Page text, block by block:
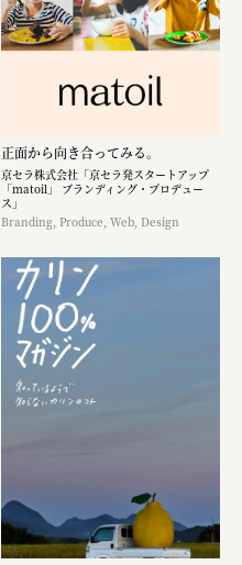
正面から向き合ってみる。
京セラ株式会社「京セラ発スタートアップ
「matoil」 ブランディング・プロデュー
ス」
Branding, Produce, Web, Design